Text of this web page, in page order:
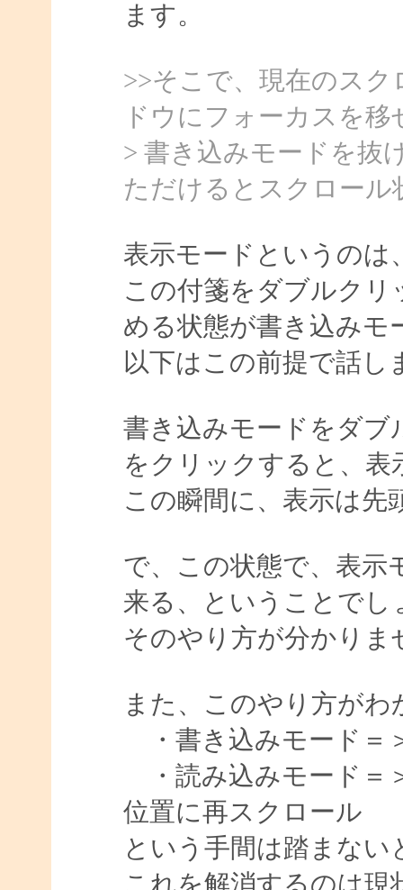
ます。
>>そこで、現在のス
ドウにフォーカスを
> 書き込みモードを抜
ただけるとスクロール
表示モードというのは
この付箋をダブルク
める状態が書き込みモ
以下はこの前提で話し
書き込みモードをダブ
をクリックすると、
この瞬間に、表示は先
で、この状態で、表示
来る、ということでし
そのやり方が分かりま
また、このやり方が
・書き込みモード＝
・読み込みモード＝
位置に再スクロール
という手間は踏まな
これを解消するのは